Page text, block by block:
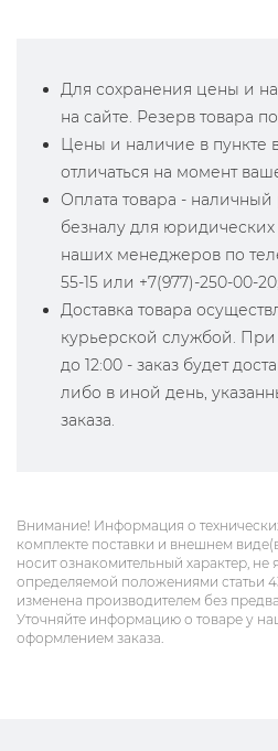
Для сохранения цены и
на сайте. Резерв товара
Цены и наличие в пункте
отличаться на момент
Оплата товара - наличный
безналу для юридических
наших менеджеров по
55-15 или +7(977)-250-00-20;
Доставка товара
курьерской службой.
до 12:00 - заказ будет
либо в иной день,
заказа.
Внимание! Информация о
комплекте поставки и внешнем
носит ознакомительный характер, не
определяемой положениями статьи
изменена производителем без
Уточняйте информацию о товаре у
оформлением заказа.